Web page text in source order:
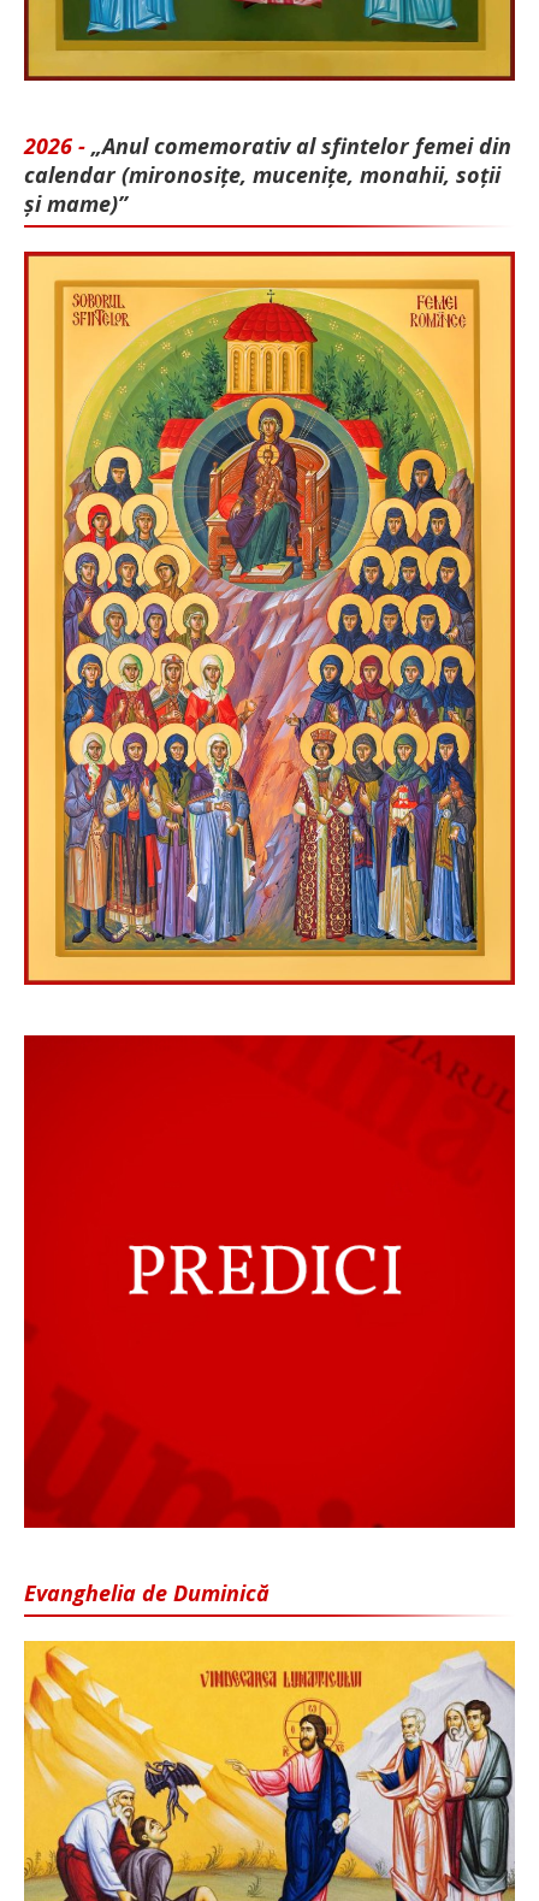
2026 - „Anul comemorativ al sfintelor femei din
calendar (mironosițe, mu­cenițe, monahii, soții
și mame)”
Evanghelia de Duminică